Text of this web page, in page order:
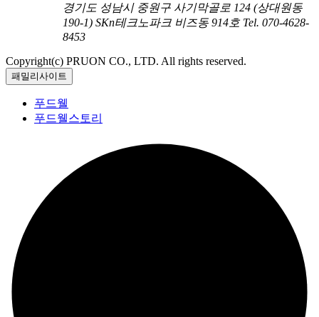
경기도 성남시 중원구 사기막골로 124 (상대원동
190-1) SKn테크노파크 비즈동 914호 Tel. 070-4628-
8453
Copyright(c) PRUON CO., LTD. All rights reserved.
패밀리사이트
푸드웰
푸드웰스토리